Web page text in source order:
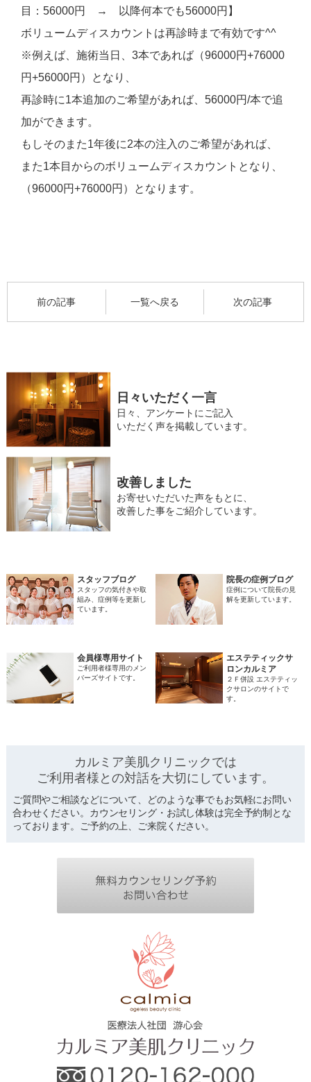
目：56000円 → 以降何本でも56000円】
ボリュームディスカウントは再診時まで有効です^^
※例えば、施術当日、3本であれば（96000円+76000
円+56000円）となり、
再診時に1本追加のご希望があれば、56000円/本で追
加ができます。
もしそのまた1年後に2本の注入のご希望があれば、
また1本目からのボリュームディスカウントとなり、
（96000円+76000円）となります。
前の記事 一覧へ戻る 次の記事
日々いただく一言
日々、アンケートにご記入
いただく声を掲載しています。
改善しました
お寄せいただいた声をもとに、
改善した事をご紹介しています。
スタッフブログ
スタッフの気付きや取
組み、症例等を更新し
ています。
院長の症例ブログ
症例について院長の見
解を更新しています。
会員様専用サイト
ご利用者様専用のメン
バーズサイトです。
エステティックサ
ロンカルミア
２Ｆ併設 エステティッ
クサロンのサイトで
す。
カルミア美肌クリニックでは
ご利用者様との対話を大切にしています。
ご質問やご相談などについて、どのような事でもお気軽にお問い
合わせください。カウンセリング・お試し体験は完全予約制とな
っております。ご予約の上、ご来院ください。